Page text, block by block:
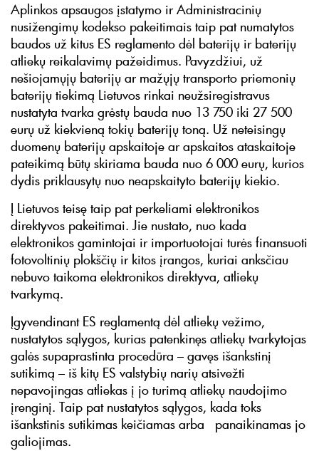
Aplinkos apsaugos įstatymo ir Administracinių
nusižengimų kodekso pakeitimais taip pat numatytos
baudos už kitus ES reglamento dėl baterijų ir baterijų
atliekų reikalavimų pažeidimus. Pavyzdžiui, už
nešiojamųjų baterijų ar mažųjų transporto priemonių
baterijų tiekimą Lietuvos rinkai neužsiregistravus
nustatyta tvarka grėstų bauda nuo 13 750 iki 27 500
eurų už kiekvieną tokių baterijų toną. Už neteisingų
duomenų baterijų apskaitoje ar apskaitos ataskaitoje
pateikimą būtų skiriama bauda nuo 6 000 eurų, kurios
dydis priklausytų nuo neapskaityto baterijų kiekio.
Į Lietuvos teisę taip pat perkeliami elektronikos
direktyvos pakeitimai. Jie nustato, nuo kada
elektronikos gamintojai ir importuotojai turės finansuoti
fotovoltinių plokščių ir kitos įrangos, kuriai anksčiau
nebuvo taikoma elektronikos direktyva, atliekų
tvarkymą.
Įgyvendinant ES reglamentą dėl atliekų vežimo,
nustatytos sąlygos, kurias patenkinęs atliekų tvarkytojas
galės supaprastinta procedūra – gavęs išankstinį
sutikimą – iš kitų ES valstybių narių atsivežti
nepavojingas atliekas į jo turimą atliekų naudojimo
įrenginį. Taip pat nustatytos sąlygos, kada toks
išankstinis sutikimas keičiamas arba panaikinamas jo
galiojimas.